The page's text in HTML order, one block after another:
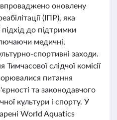
впроваджено оновлену
(ІПР), яка
до підтримки
медичні,
спортивні заходи.
слідчої комісії
питання
та законодавчого
культури і спорту. У
World Aquatics